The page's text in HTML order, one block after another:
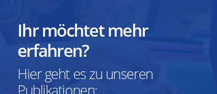
Ihr möchtet mehr
erfahren?
Hier geht es zu unseren
Publikationen: